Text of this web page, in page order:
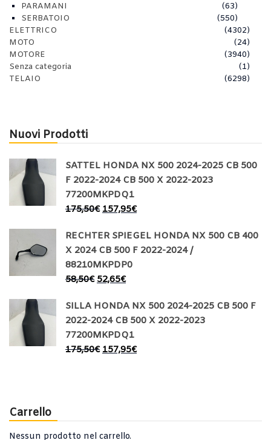
PARAMANI
(63)
SERBATOIO
(550)
ELETTRICO
(4302)
MOTO
(24)
MOTORE
(3940)
Senza categoria
(1)
TELAIO
(6298)
Nuovi Prodotti
SATTEL HONDA NX 500 2024-2025 CB 500
F 2022-2024 CB 500 X 2022-2023
77200MKPDQ1
175,50€ 157,95€
RECHTER SPIEGEL HONDA NX 500 CB 400
X 2024 CB 500 F 2022-2024 /
88210MKPDP0
58,50€ 52,65€
SILLA HONDA NX 500 2024-2025 CB 500 F
2022-2024 CB 500 X 2022-2023
77200MKPDQ1
175,50€ 157,95€
Carrello
Nessun prodotto nel carrello.